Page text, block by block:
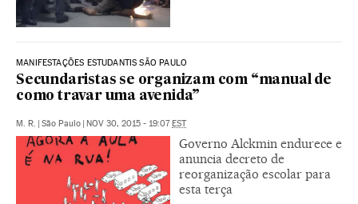
MANIFESTAÇÕES ESTUDANTIS SÃO PAULO
Secundaristas se organizam com “manual de
como travar uma avenida”
M. R. São Paulo NOV 30, 2015 - 19:07 EST
Governo Alckmin endurece e
anuncia decreto de
reorganização escolar para
esta terça